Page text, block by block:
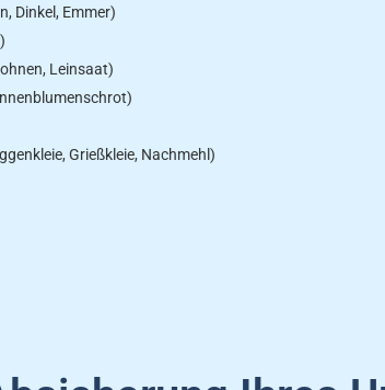
Dinkel, Emmer)
Leinsaat)
Grießkleie, Nachmehl)